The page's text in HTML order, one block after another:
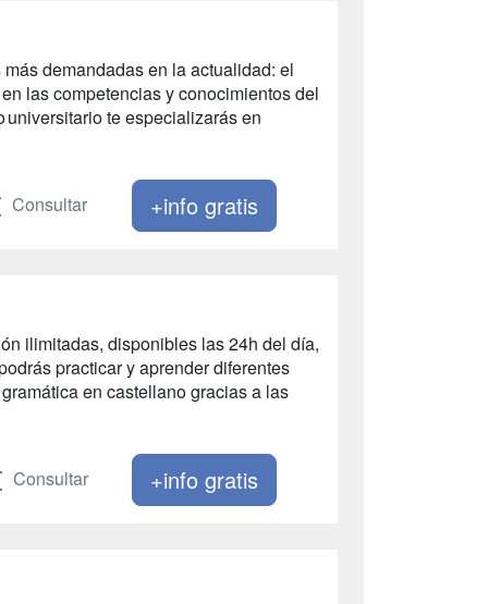
demandadas en la actualidad: el
las competencias y conocimientos del
te especializarás en
Consultar +info gratis
ilimitadas, disponibles las 24h del día,
practicar y aprender diferentes
en castellano gracias a las
Consultar +info gratis